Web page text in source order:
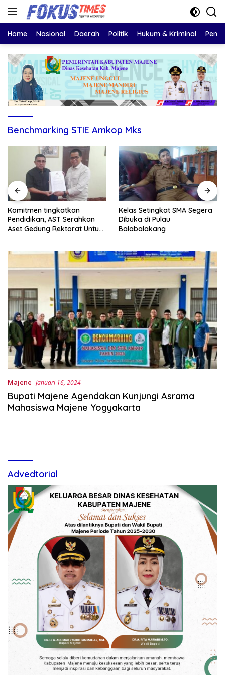
Langsung
Home Nasional Daerah Politik Hukum & Kriminal
Benchmarking STIE Amkop Mks
Komitmen tingkatkan
Pendidikan, AST Serahkan
Aset Gedung Rektorat Untuk
Kelas Setingkat SMA Segera
Dibuka di Pulau
Balabalakang
Majene Januari 16, 2024
Bupati Majene Agendakan Kunjungi Asrama
Mahasiswa Majene Yogyakarta
Advedtorial